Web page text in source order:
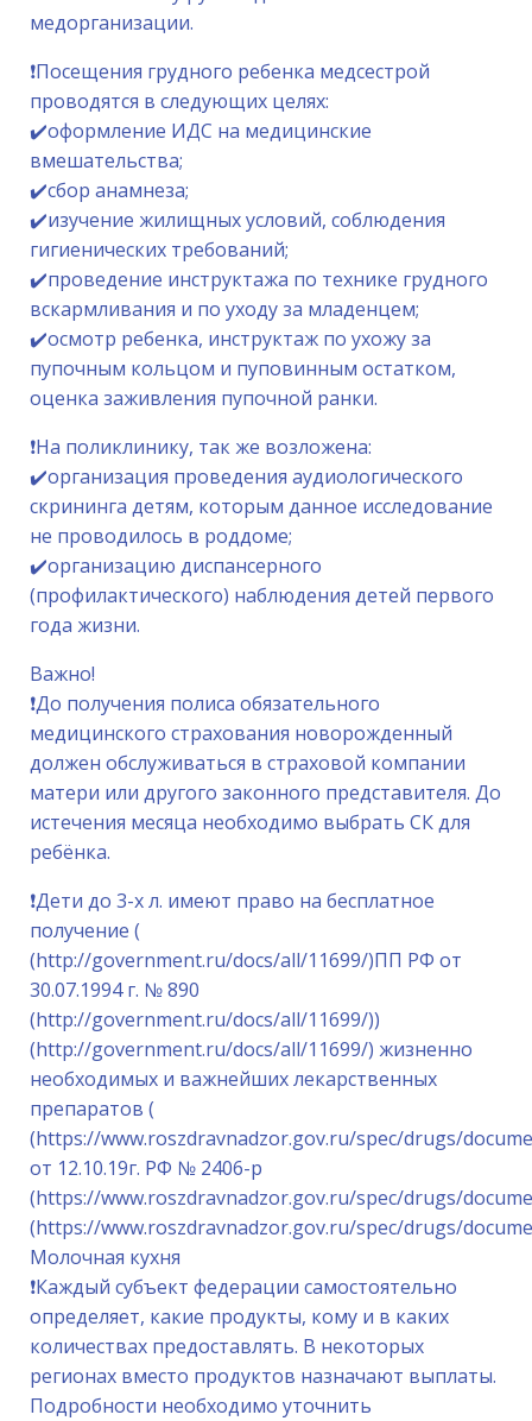
медорганизации.
❗️Посещения грудного ребенка медсестрой
проводятся в следующих целях:
✔️оформление ИДС на медицинские
вмешательства;
✔️сбор анамнеза;
✔️изучение жилищных условий, соблюдения
гигиенических требований;
✔️проведение инструктажа по технике грудного
вскармливания и по уходу за младенцем;
✔️осмотр ребенка, инструктаж по ухожу за
пупочным кольцом и пуповинным остатком,
оценка заживления пупочной ранки.
❗️На поликлинику, так же возложена:
✔️организация проведения аудиологического
скрининга детям, которым данное исследование
не проводилось в роддоме;
✔️организацию диспансерного
(профилактического) наблюдения детей первого
года жизни.
Важно!
❗️До получения полиса обязательного
медицинского страхования новорожденный
должен обслуживаться в страховой компании
матери или другого законного представителя. До
истечения месяца необходимо выбрать СК для
ребёнка.
❗️Дети до 3-х л. имеют право на бесплатное
получение (
(http://government.ru/docs/all/11699/)ПП РФ от
30.07.1994 г. № 890
(http://government.ru/docs/all/11699/))
(http://government.ru/docs/all/11699/) жизненно
необходимых и важнейших лекарственных
препаратов (
(https://www.roszdravnadzor.gov.ru/spec/drugs/
от 12.10.19г. РФ № 2406-р
(https://www.roszdravnadzor.gov.ru/spec/drugs/
(https://www.roszdravnadzor.gov.ru/spec/drugs/
Молочная кухня
❗️Каждый субъект федерации самостоятельно
определяет, какие продукты, кому и в каких
количествах предоставлять. В некоторых
регионах вместо продуктов назначают выплаты.
Подробности необходимо уточнить